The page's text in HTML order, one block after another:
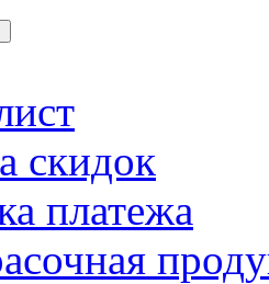
скидок
платежа